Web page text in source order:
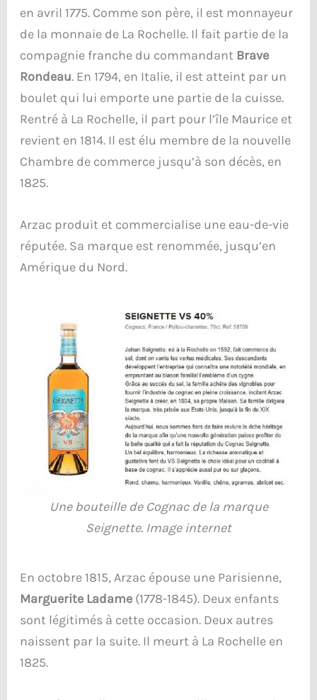
en avril 1775. Comme son père, il est monnayeur
de la monnaie de La Rochelle. Il fait partie de la
compagnie franche du commandant Brave
Rondeau. En 1794, en Italie, il est atteint par un
boulet qui lui emporte une partie de la cuisse.
Rentré à La Rochelle, il part pour l’île Maurice et
revient en 1814. Il est élu membre de la nouvelle
Chambre de commerce jusqu’à son décès, en
1825.
Arzac produit et commercialise une eau-de-vie
réputée. Sa marque est renommée, jusqu’en
Amérique du Nord.
Une bouteille de Cognac de la marque
Seignette. Image internet
En octobre 1815, Arzac épouse une Parisienne,
Marguerite Ladame(1778-1845). Deux enfants
sont légitimés à cette occasion. Deux autres
naissent par la suite. Il meurt à La Rochelle en
1825.